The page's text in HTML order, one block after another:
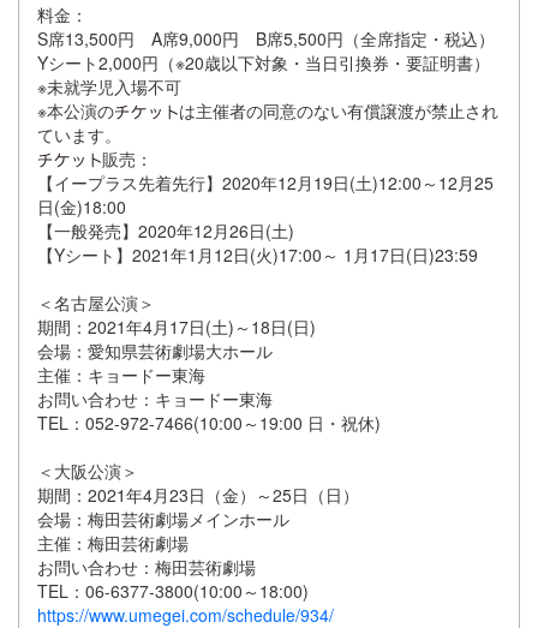
料金：
S席13,500円 A席9,000円 B席5,500円（全席指定・税込）
Yシート2,000円（※20歳以下対象・当日引換券・要証明書）
※未就学児入場不可
※本公演の
は主催者の同意のない有償譲渡が禁止され
ています。
販売：
【イープラス先着先行】2020年12月19日(土)12:00～12月25
日(金)18:00
【一般発売】2020年12月26日(土)
【Yシート】2021年1月12日(火)17:00～ 1月17日(日)23:59
＜名古屋公演＞
期間：2021年4月17日(土)～18日(日)
会場：愛知県芸術劇場大ホール
主催：キョードー東海
お問い合わせ：キョードー東海
TEL：052-972-7466(10:00～19:00 日・祝休)
＜大阪公演＞
期間：2021年4月23日（金）～25日（日）
会場：梅田芸術劇場メインホール
主催：梅田芸術劇場
お問い合わせ：梅田芸術劇場
TEL：06-6377-3800(10:00～18:00)
https://www.umegei.com/schedule/934/